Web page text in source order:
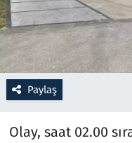
Paylaş
Olay, saat 02.00
Sağlık
Savunma Sanayi
Seçim 2023
Spor